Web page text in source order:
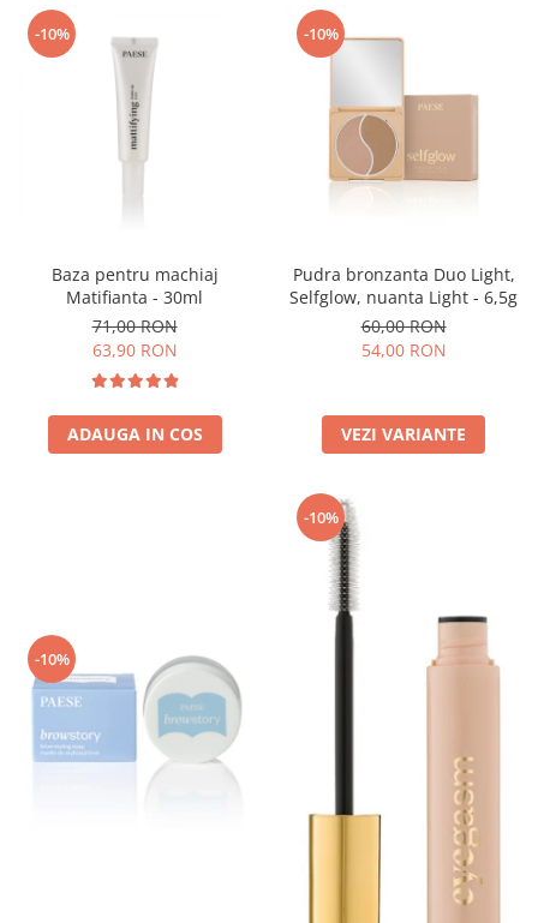
-10%
Baza pentru machiaj
Matifianta - 30ml
71,00 RON
63,90 RON
ADAUGA IN COS
-10%
Pudra bronzanta Duo Light,
Selfglow, nuanta Light - 6,5g
60,00 RON
54,00 RON
VEZI VARIANTE
-10%
-10%